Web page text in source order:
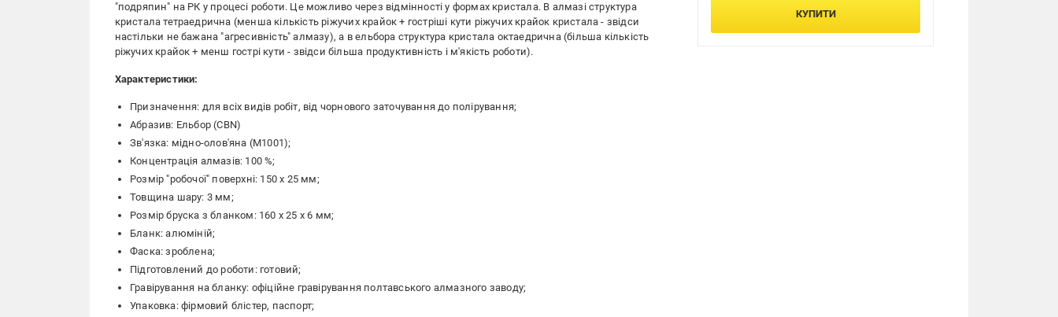
"подряпин" на РК у процесі роботи. Це можливо через відмінності у формах кристала. В алмазі структура
кристала тетраедрична (менша кількість ріжучих крайок + гостріші кути ріжучих крайок кристала - звідси
настільки не бажана "агресивність" алмазу), а в ельбора структура кристала октаедрична (більша кількість
ріжучих крайок + менш гострі кути - звідси більша продуктивність і м'якість роботи).
Характеристики:
Призначення: для всіх видів робіт, від чорнового заточування до полірування;
Абразив: Ельбор (CBN)
Зв'язка: мідно-олов'яна (М1001);
Концентрація алмазів: 100 %;
Розмір "робочої" поверхні: 150 х 25 мм;
Товщина шару: 3 мм;
Розмір бруска з бланком: 160 х 25 х 6 мм;
Бланк: алюміній;
Фаска: зроблена;
Підготовлений до роботи: готовий;
Гравірування на бланку: офіційне гравірування полтавського алмазного заводу;
Упаковка: фірмовий блістер, паспорт;
КУПИТИ